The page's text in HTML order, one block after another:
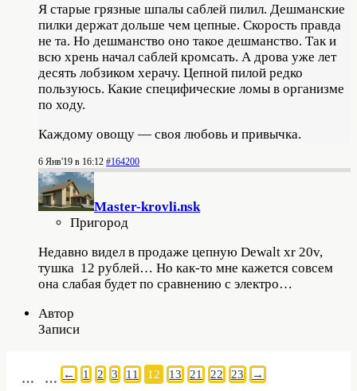
Я старые грязные шпалы саблей пилил. Дешманские
пилки держат дольше чем цепные. Скорость правда
не та. Но дешманство оно такое дешманство. Так и
всю хрень начал саблей кромсать. А дрова уже лет
десять лобзиком херачу. Цепной пилой редко
пользуюсь. Какие специфические ломы в организме
по ходу.
Каждому овощу — своя любовь и привычка.
6 Янв'19 в 16:12 #164200
Master-krovli.nsk
Пригород
Недавно видел в продаже цепную Dewalt xr 20v,
тушка 12 рублей… Но как-то мне кажется совсем
она слабая будет по сравнению с электро…
Автор
Записи
← 1 2 3
… 11 12 13
… 21 22 23 →